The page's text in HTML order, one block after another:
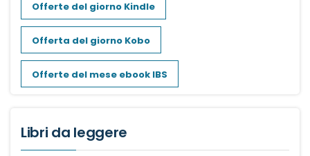
Offerte del giorno Kindle
Offerta del giorno Kobo
Offerte del mese ebook IBS
Libri da leggere